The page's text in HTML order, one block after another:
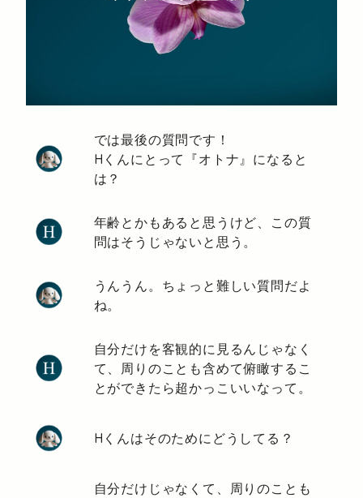
では最後の質問です！
Hくんにとって『オトナ』になると
は？
年齢とかもあると思うけど、この質
問はそうじゃないと思う。
うんうん。ちょっと難しい質問だよ
ね。
自分だけを客観的に見るんじゃなく
て、周りのことも含めて俯瞰するこ
とができたら超かっこいいなって。
Hくんはそのためにどうしてる？
自分だけじゃなくて、周りのことも